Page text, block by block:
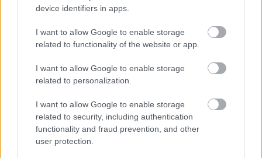
device identifiers in apps.
I want to allow Google to enable storage
related to functionality of the website or app.
I want to allow Google to enable storage
related to personalization.
I want to allow Google to enable storage
related to security, including authentication
functionality and fraud prevention, and other
user protection.